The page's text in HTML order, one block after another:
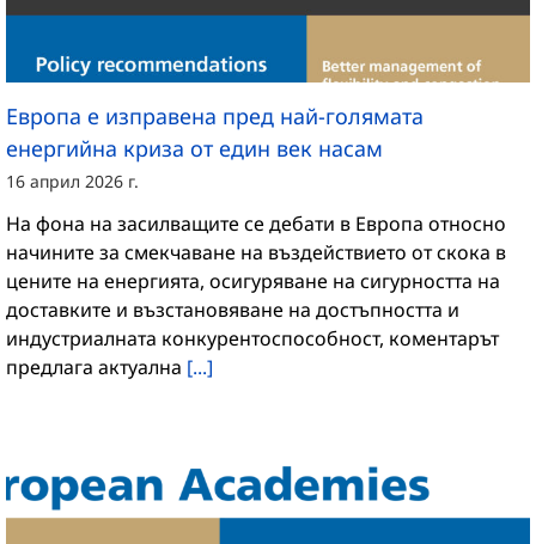
Европа е изправена пред най-голямата
енергийна криза от един век насам
16 април 2026 г.
На фона на засилващите се дебати в Европа относно
начините за смекчаване на въздействието от скока в
цените на енергията, осигуряване на сигурността на
доставките и възстановяване на достъпността и
индустриалната конкурентоспособност, коментарът
предлага актуална [...]